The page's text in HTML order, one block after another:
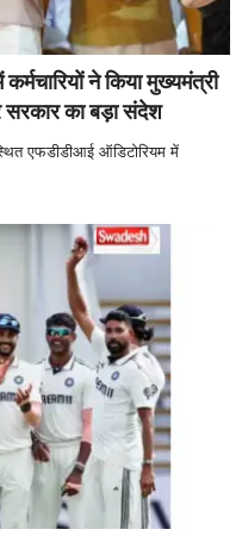
ने किया मुख्यमंत्री
सरकार का बड़ा संदेश
एफडीडीआई ऑडिटोरियम में